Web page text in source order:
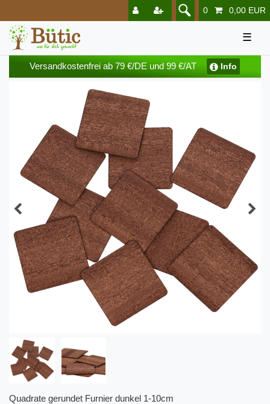
0 0,00 EUR
☰
Versandkostenfrei ab 79 €/DE und 99 €/AT Info
Quadrate gerundet Furnier dunkel 1-10cm